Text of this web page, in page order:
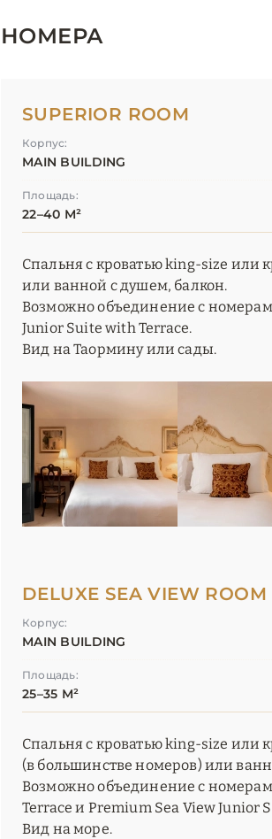
НОМЕРА
SUPERIOR ROOM
Корпус:
MAIN BUILDING
Площадь:
22–40 М²
Спальня с кроватью king-size или
или ванной с душем, балкон.
Возможно объединение с
Junior Suite with Terrace.
Вид на Таормину или сады.
DELUXE SEA VIEW
Корпус:
MAIN BUILDING
Площадь:
25–35 М²
Спальня с кроватью king-size или
(в большинстве номеров) или
Возможно объединение с
Terrace и Premium Sea View Junior
Вид на море.